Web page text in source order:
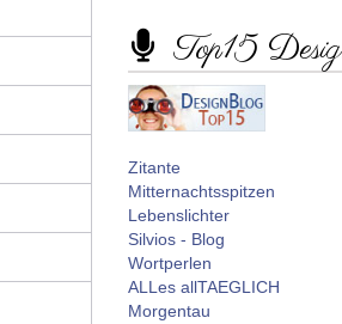
Top15
Zitante
Mitternachtsspitzen
Lebenslichter
Silvios - Blog
Wortperlen
ALLes allTAEGLICH
Morgentau